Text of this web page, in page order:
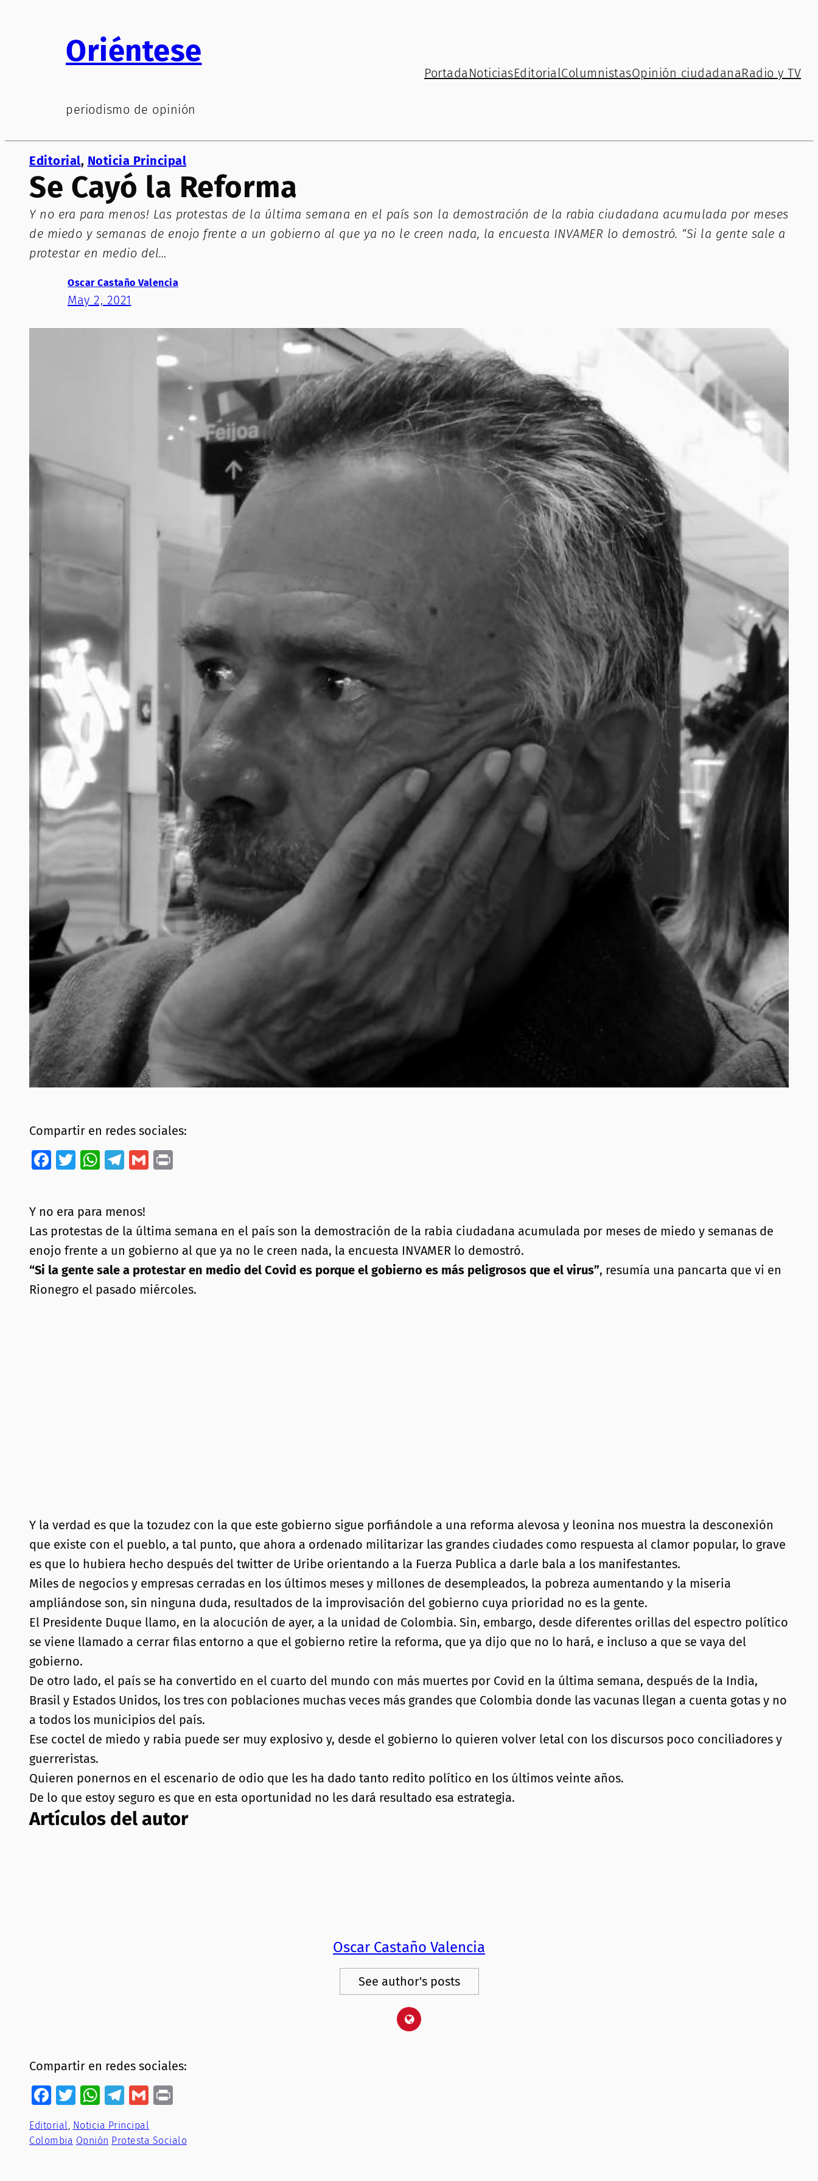
Oriéntese
periodismo de opinión
Portada NoticiasEditorialColumnistasOpinión ciudadanaRadio y TV
Editorial, Noticia Principal
Se Cayó la Reforma
Y no era para menos! Las protestas de la última semana en el país son la demostración de la rabia ciudadana acumulada por meses
de miedo y semanas de enojo frente a un gobierno al que ya no le creen nada, la encuesta INVAMER lo demostró. “Si la gente sale a
protestar en medio del…
Oscar Castaño Valencia
May 2, 2021
Compartir en redes sociales:
Facebook
Twitter
WhatsApp
Telegram
Gmail
Y no era para menos!
Las protestas de la última semana en el país son la demostración de la rabia ciudadana acumulada por meses de miedo y semanas de
enojo frente a un gobierno al que ya no le creen nada, la encuesta INVAMER lo demostró.
“Si la gente sale a protestar en medio del Covid es porque el gobierno es más peligrosos que el virus”, resumía una pancarta que vi en
Rionegro el pasado miércoles.
Y la verdad es que la tozudez con la que este gobierno sigue porfiándole a una reforma alevosa y leonina nos muestra la desconexión
que existe con el pueblo, a tal punto, que ahora a ordenado militarizar las grandes ciudades como respuesta al clamor popular, lo grave
es que lo hubiera hecho después del twitter de Uribe orientando a la Fuerza Publica a darle bala a los manifestantes.
Miles de negocios y empresas cerradas en los últimos meses y millones de desempleados, la pobreza aumentando y la miseria
ampliándose son, sin ninguna duda, resultados de la improvisación del gobierno cuya prioridad no es la gente.
El Presidente Duque llamo, en la alocución de ayer, a la unidad de Colombia. Sin, embargo, desde diferentes orillas del espectro político
se viene llamado a cerrar filas entorno a que el gobierno retire la reforma, que ya dijo que no lo hará, e incluso a que se vaya del
gobierno.
De otro lado, el país se ha convertido en el cuarto del mundo con más muertes por Covid en la última semana, después de la India,
Brasil y Estados Unidos, los tres con poblaciones muchas veces más grandes que Colombia donde las vacunas llegan a cuenta gotas y no
a todos los municipios del país.
Ese coctel de miedo y rabia puede ser muy explosivo y, desde el gobierno lo quieren volver letal con los discursos poco conciliadores y
guerreristas.
Quieren ponernos en el escenario de odio que les ha dado tanto redito político en los últimos veinte años.
De lo que estoy seguro es que en esta oportunidad no les dará resultado esa estrategia.
Artículos del autor
Oscar Castaño Valencia
See author's posts
Compartir en redes sociales:
Facebook
Twitter
WhatsApp
Telegram
Gmail
Editorial, Noticia Principal
Colombia Opnión Protesta Socialo